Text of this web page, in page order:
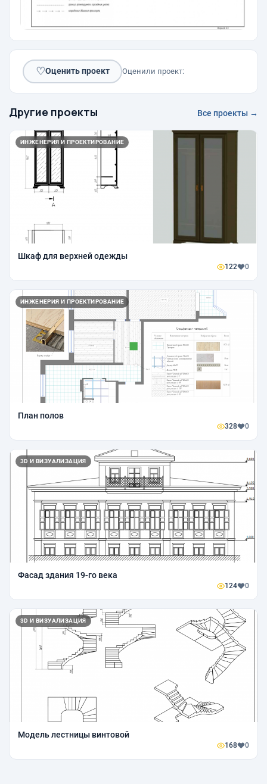
♡Оценить проект Оценили проект:
Другие проекты Все проекты →
ИНЖЕНЕРИЯ И ПРОЕКТИРОВАНИЕ
Шкаф для верхней одежды
122 0
ИНЖЕНЕРИЯ И ПРОЕКТИРОВАНИЕ
План полов
328 0
3D И ВИЗУАЛИЗАЦИЯ
Фасад здания 19-го века
124 0
3D И ВИЗУАЛИЗАЦИЯ
Модель лестницы винтовой
168 0